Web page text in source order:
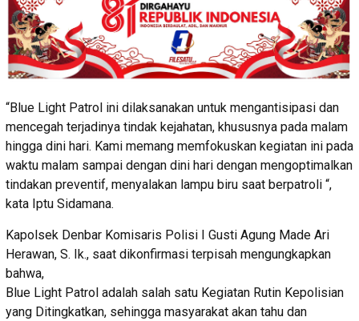
“Blue Light Patrol ini dilaksanakan untuk mengantisipasi dan
mencegah terjadinya tindak kejahatan, khususnya pada malam
hingga dini hari. Kami memang memfokuskan kegiatan ini pada
waktu malam sampai dengan dini hari dengan mengoptimalkan
tindakan preventif, menyalakan lampu biru saat berpatroli “,
kata Iptu Sidamana.
Kapolsek Denbar Komisaris Polisi I Gusti Agung Made Ari
Herawan, S. Ik., saat dikonfirmasi terpisah mengungkapkan
bahwa,
Blue Light Patrol adalah salah satu Kegiatan Rutin Kepolisian
yang Ditingkatkan, sehingga masyarakat akan tahu dan